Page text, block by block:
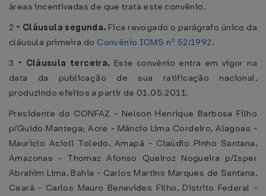
áreas incentivadas de que trata este convênio.
2 - Cláusula segunda. Fica revogado o parágrafo único da
cláusula primeira do Convênio ICMS nº 52/1992.
3 - Cláusula terceira. Este convênio entra em vigor na
data da publicação de sua ratificação nacional,
produzindo efeitos a partir de 01.05.2011.
Presidente do CONFAZ - Nelson Henrique Barbosa Filho
p/Guido Mantega; Acre - Mâncio Lima Cordeiro, Alagoas -
Maurício Acioli Toledo, Amapá - Claúdio Pinho Santana,
Amazonas - Thomaz Afonso Queiroz Nogueira p/Isper
Abrahim Lima, Bahia - Carlos Martins Marques de Santana,
Ceará - Carlos Mauro Benevides Filho, Distrito Federal -